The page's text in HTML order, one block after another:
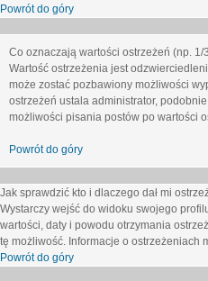
Powrót do góry
Co oznaczają wartości ostrzeżeń (np. 1/
Wartość ostrzeżenia jest
może zostać pozbawiony możliwości
ostrzeżeń ustala administrator,
możliwości pisania postów po wartości
Powrót do góry
Jak sprawdzić kto i dlaczego dał mi
Wystarczy wejść do widoku swojego
wartości, daty i powodu otrzymania
tę możliwość. Informacje o ostrzeżeniach
Powrót do góry